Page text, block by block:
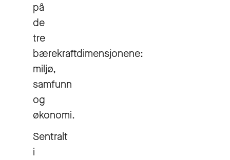
på
de
tre
bærekraftdimensjonene:
miljø,
samfunn
og
økonomi.
Sentralt
i